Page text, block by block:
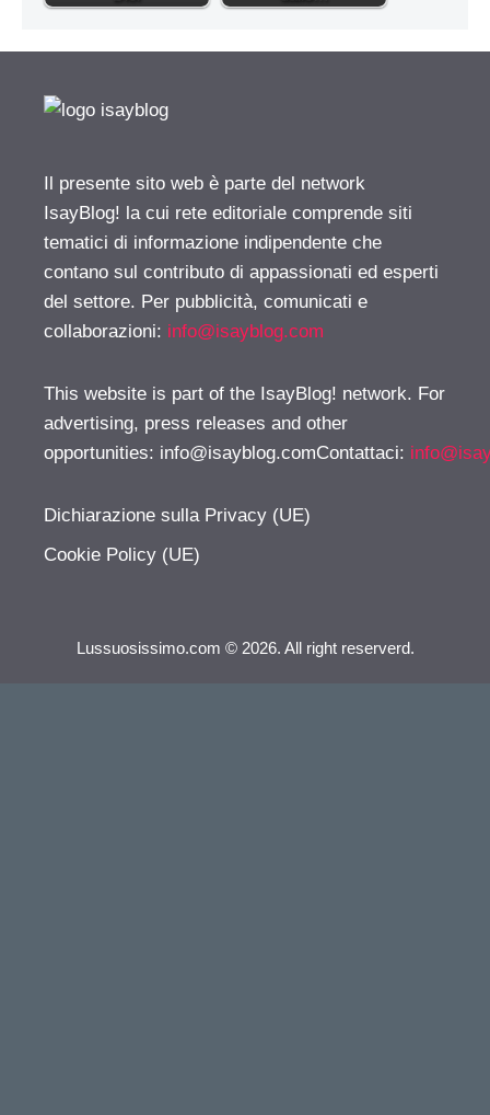
Il presente sito web è parte del network
IsayBlog! la cui rete editoriale comprende siti
tematici di informazione indipendente che
contano sul contributo di appassionati ed esperti
del settore. Per pubblicità, comunicati e
collaborazioni: info@isayblog.com
This website is part of the IsayBlog! network. For
advertising, press releases and other
opportunities: info@isayblog.comContattaci:
Dichiarazione sulla Privacy (UE)
Cookie Policy (UE)
Lussuosissimo.com © 2026. All right reserverd.